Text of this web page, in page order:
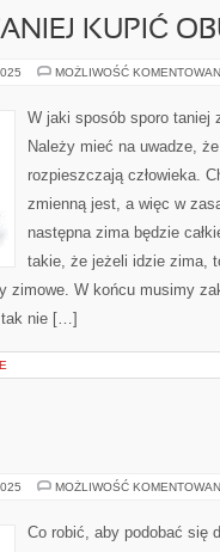
KUPIĆ
MOŻLIWOŚĆ
W jaki sposób sporo taniej
Należy mieć na uwadze,
rozpieszczają człowieka.
zmienną jest, a więc w
następna zima będzie
takie, że jeżeli idzie zima,
zimowe. W końcu musimy
tak nie […]
MOŻLIWOŚĆ
Co robić, aby podobać się